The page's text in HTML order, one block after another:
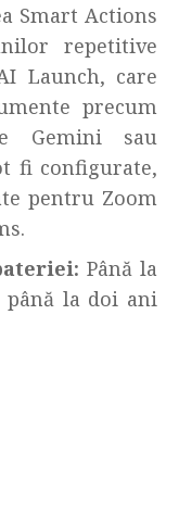
Smart Actions
repetitive
Launch, care
precum
Gemini sau
fi configurate,
pentru Zoom
Până la
la doi ani